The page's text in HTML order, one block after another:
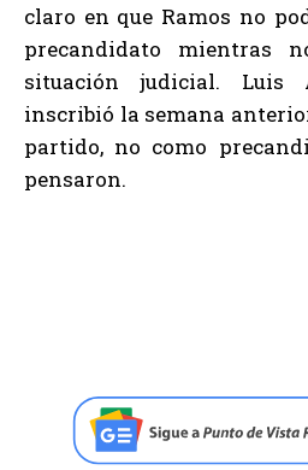
claro en que Ramos no
precandidato mientras
situación judicial. Luis
inscribió la semana
partido, no como
pensaron.